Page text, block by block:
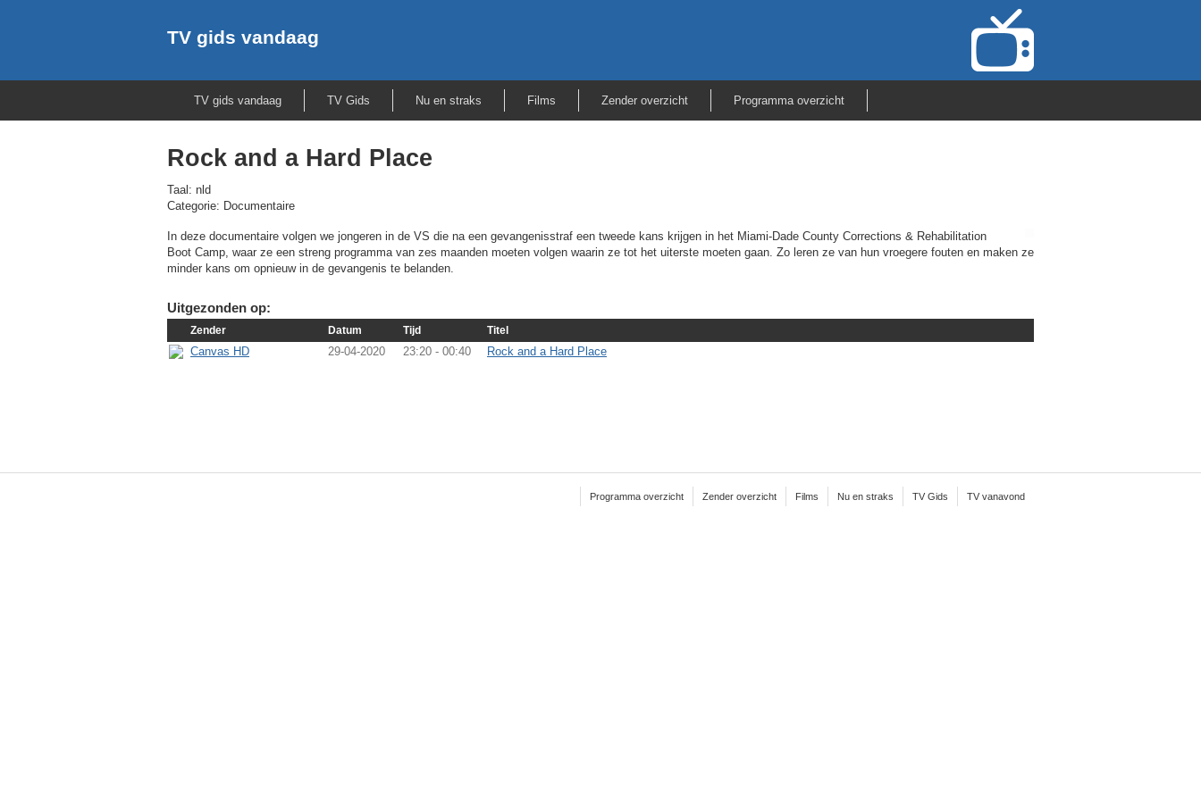
TV gids vandaag
TV gids vandaag TV Gids Nu en straks Films Zender overzicht Programma overzicht
Rock and a Hard Place
Taal: nld
Categorie: Documentaire
In deze documentaire volgen we jongeren in de VS die na een gevangenisstraf een tweede kans krijgen in het Miami-Dade County Corrections & Rehabilitation
Boot Camp, waar ze een streng programma van zes maanden moeten volgen waarin ze tot het uiterste moeten gaan. Zo leren ze van hun vroegere fouten en maken ze
minder kans om opnieuw in de gevangenis te belanden.
Uitgezonden op:
Zender Datum Tijd Titel
Canvas HD 29-04-2020 23:20 - 00:40 Rock and a Hard Place
TV vanavond
TV Gids
Nu en straks
Films
Zender overzicht
Programma overzicht